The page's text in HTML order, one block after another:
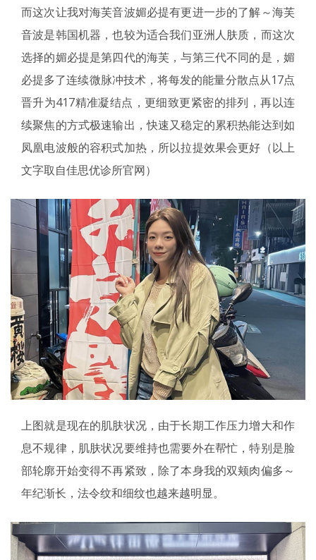
而这次让我对海芙音波媚必提有更进一步的了解～海芙
音波是韩国机器，也较为适合我们亚洲人肤质，而这次
选择的媚必提是第四代的海芙，与第三代不同的是，媚
必提多了连续微脉冲技术，将每发的能量分散点从17点
晋升为417精准凝结点，更细致更紧密的排列，再以连
续聚焦的方式极速输出，快速又稳定的累积热能达到如
凤凰电波般的容积式加热，所以拉提效果会更好（以上
文字取自佳思优诊所官网）
上图就是现在的肌肤状况，由于长期工作压力增大和作
息不规律，肌肤状况要维持也需要外在帮忙，特别是脸
部轮廓开始变得不再紧致，除了本身我的双颊肉偏多～
年纪渐长，法令纹和细纹也越来越明显。